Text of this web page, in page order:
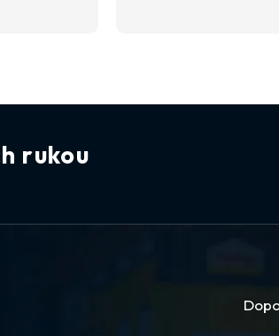
rukou